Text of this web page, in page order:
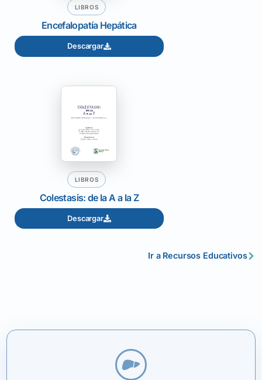
LIBROS
Encefalopatía Hepática
Descargar
LIBROS
Colestasis: de la A a la Z
Descargar
Ir a Recursos Educativos